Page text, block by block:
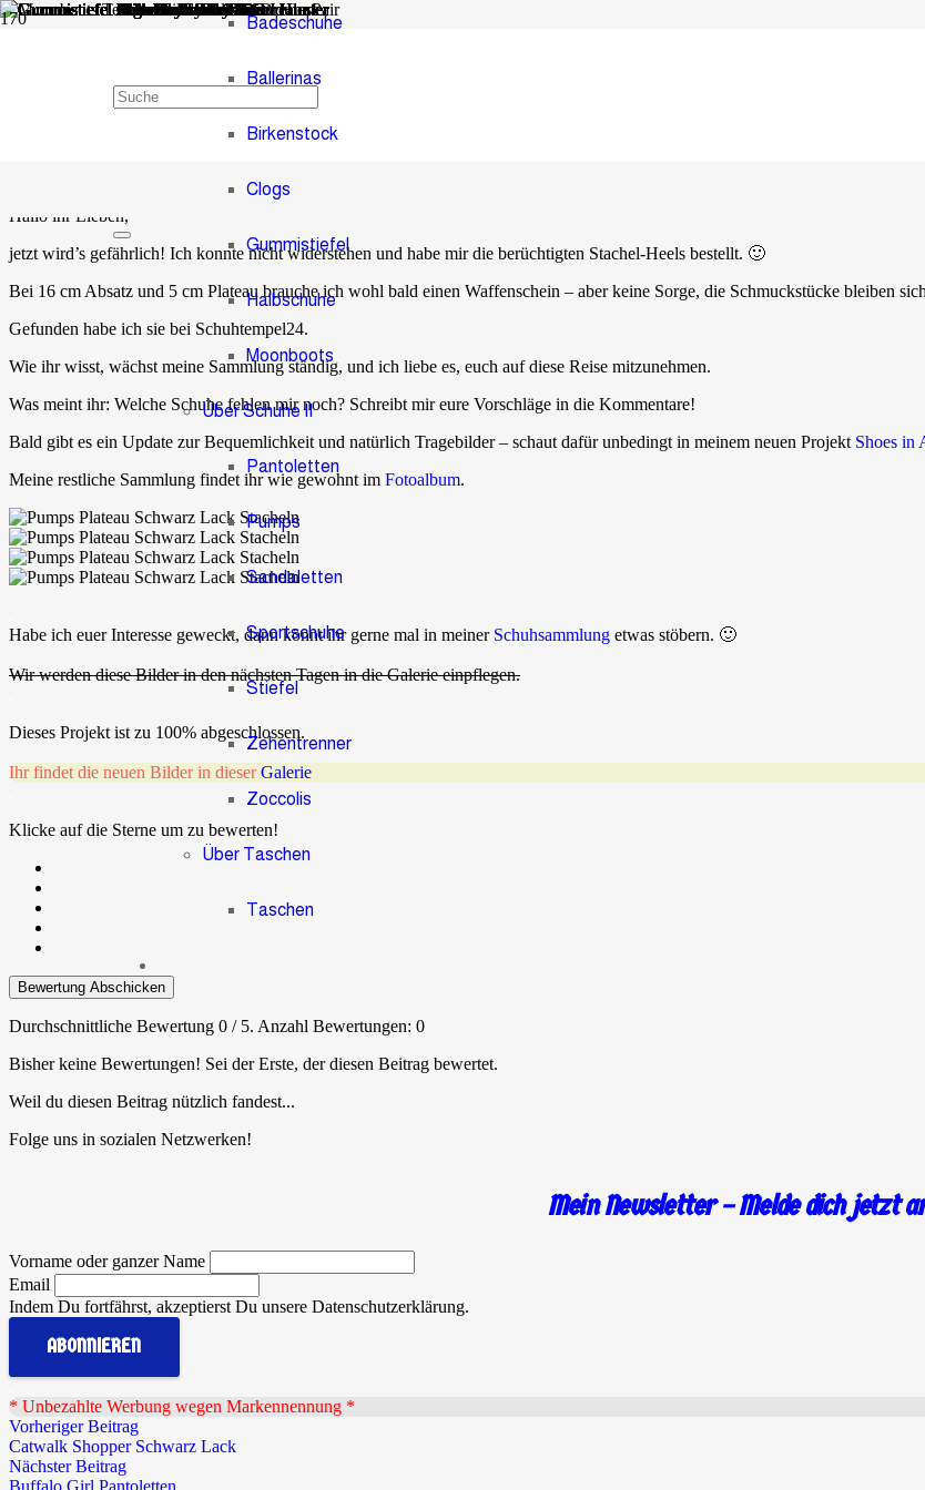
Badeschuhe
Ballerinas
Birkenstock
Clogs
Gummistiefel
Halbschuhe
Moonboots
Über Schuhe II
Pantoletten
Pumps
Sandaletten
Sportschuhe
Stiefel
Zehentrenner
Zoccolis
Über Taschen
Taschen
Stachel Heels
Hallo ihr Lieben,
jetzt wird’s gefährlich! Ich konnte nicht widerstehen und habe mir die berüchtigten Stachel-Heels bestellt. 🙂
Bei 16 cm Absatz und 5 cm Plateau brauche ich wohl bald einen Waffenschein – aber keine Sorge, die Schmuckstücke bleiben
Gefunden habe ich sie bei Schuhtempel24.
Wie ihr wisst, wächst meine Sammlung ständig, und ich liebe es, euch auf diese Reise mitzunehmen.
Was meint ihr: Welche Schuhe fehlen mir noch? Schreibt mir eure Vorschläge in die Kommentare!
Bald gibt es ein Update zur Bequemlichkeit und natürlich Tragebilder – schaut dafür unbedingt in meinem neuen Projekt Shoes in
Meine restliche Sammlung findet ihr wie gewohnt im Fotoalbum.
Habe ich euer Interesse geweckt, dann könnt ihr gerne mal in meiner Schuhsammlung etwas stöbern. 🙂
Wir werden diese Bilder in den nächsten Tagen in die Galerie einpflegen.
Dieses Projekt ist zu 100% abgeschlossen.
Ihr findet die neuen Bilder in dieserGalerie
Klicke auf die Sterne um zu bewerten!
Bewertung Abschicken
Durchschnittliche Bewertung 0 / 5. Anzahl Bewertungen: 0
Bisher keine Bewertungen! Sei der Erste, der diesen Beitrag bewertet.
Weil du diesen Beitrag nützlich fandest...
Folge uns in sozialen Netzwerken!
Mein Newsletter – Melde dich jetzt
Vorname oder ganzer Name
Email
Indem Du fortfährst, akzeptierst Du unsere Datenschutzerklärung.
* Unbezahlte Werbung wegen Markennennung *
Vorheriger Beitrag
Catwalk Shopper Schwarz Lack
Nächster Beitrag
Buffalo Girl Pantoletten